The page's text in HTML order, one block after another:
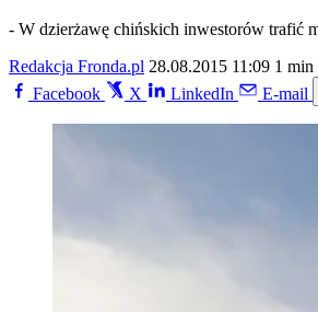
- W dzierżawę chińskich inwestorów trafić
Redakcja Fronda.pl 28.08.2015 11:09 1 min
Facebook
X LinkedIn E-mail